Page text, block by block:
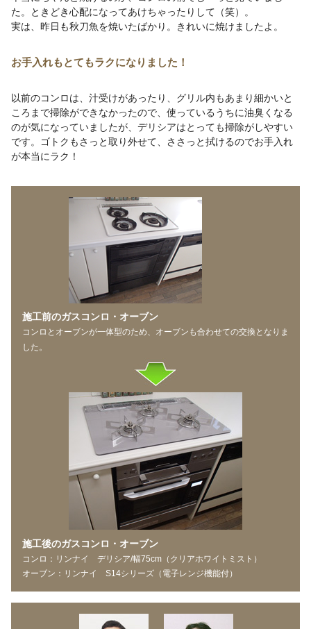
た。ときどき心配になってあけちゃったりして（笑）。
実は、昨日も秋刀魚を焼いたばかり。きれいに焼けましたよ。
お手入れもとてもラクになりました！
以前のコンロは、汁受けがあったり、グリル内もあまり細かいと
ころまで掃除ができなかったので、使っているうちに油臭くなる
のが気になっていましたが、デリシアはとっても掃除がしやすい
です。ゴトクもさっと取り外せて、ささっと拭けるのでお手入れ
が本当にラク！
施工前のガスコンロ・オーブン
コンロとオーブンが一体型のため、オーブンも合わせての交換となりま
した。
施工後のガスコンロ・オーブン
コンロ：リンナイ デリシア/幅75cm（クリアホワイトミスト）
オーブン：リンナイ S14シリーズ（電子レンジ機能付）